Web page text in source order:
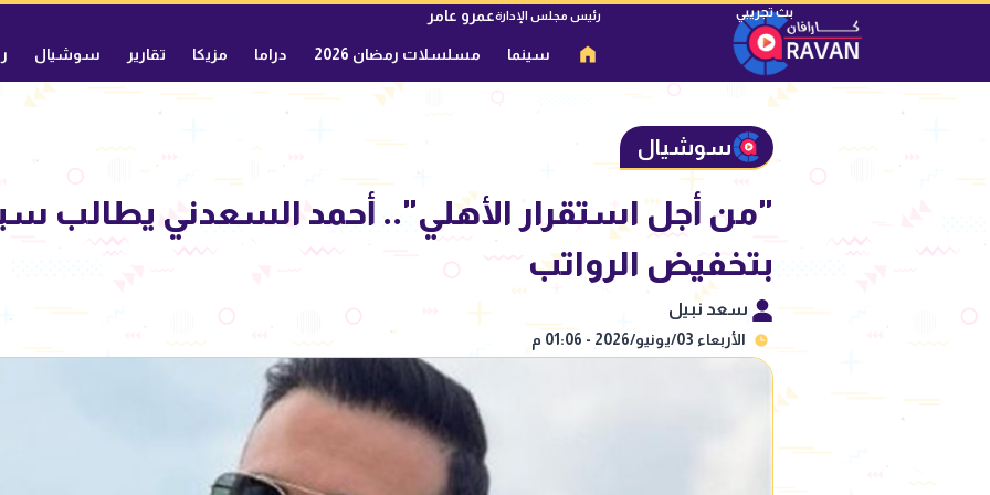
رئيس مجلس الإدارةعمرو عامر
سينما مسلسلات رمضان 2026 دراما مزيكا تقارير سوشيال
سوشيال
"من أجل استقرار الأهلي".. أحمد السعدني يطالب
بتخفيض الرواتب
سعد نبيل
الأربعاء 03/يونيو/2026 - 01:06 م